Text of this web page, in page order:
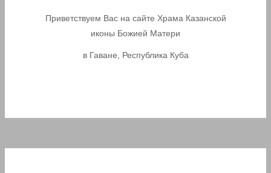
Приветствуем Вас на сайте Храма Казанской
иконы Божией Матери
в Гаване, Республика Куба